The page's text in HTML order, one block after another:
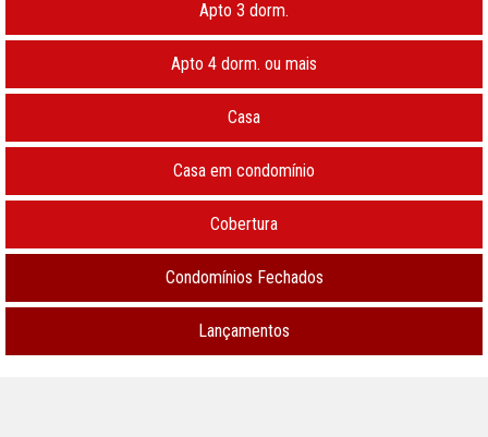
Apto 3 dorm.
Apto 4 dorm. ou mais
Casa
Casa em condomínio
Cobertura
Condomínios Fechados
Lançamentos